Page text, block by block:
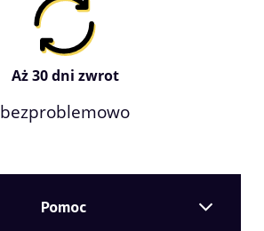
Aż 30 dni zwrot
bezproblemowo
Pomoc